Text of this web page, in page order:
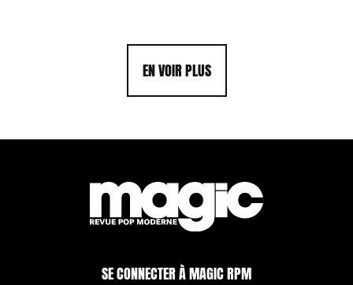
EN VOIR PLUS
SE CONNECTER À MAGIC RPM